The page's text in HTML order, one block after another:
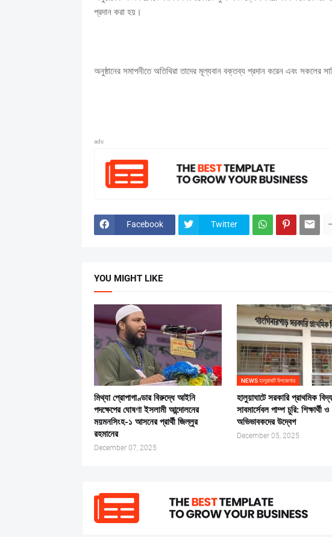
প্রদান করা হয়।
অনুষ্ঠানের সমাপনীতে অতিথিরা তাদের মূল্যবান বক্তব্য প্রদান করেন এবং সকলের
ads
Facebook Twitter
YOU MIGHT LIKE
মিথ্যা প্রোপাগাণ্ডার বিরুদ্ধে আইনি
পদক্ষেপের ঘোষণা ইসলামী আন্দোলনের
ময়মনসিংহ-১ আসনের প্রার্থী জিল্লুর
রহমানের
December 07, 2025
NEWS হালুয়াঘাট উপজেলার
হালুয়াঘাটে সরকারি প্রাথমিক
সাবমার্সেবল পাম্প চুরি: শিক্ষার্থী ও
অভিভাবকদের উদ্বেগ
December 05, 2025